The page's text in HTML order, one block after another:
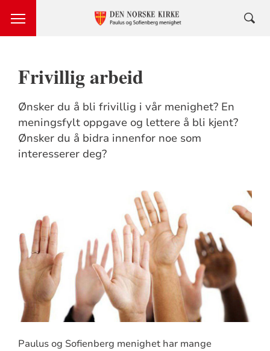
Frivillig arbeid
Ønsker du å bli frivillig i vår menighet? En
meningsfylt oppgave og lettere å bli kjent?
Ønsker du å bidra innenfor noe som
interesserer deg?
Paulus og Sofienberg menighet har mange